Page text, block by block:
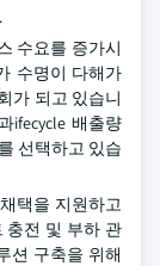
수요를 증가시
수명이 다해가
가 되고 있습니
ifecycle 배출량
선택하고 있습
택을 지원하고
충전 및 부하 관
션 구축을 위해